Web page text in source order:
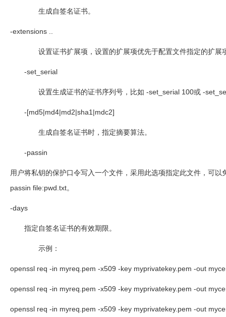
生成自签名证书。
-extensions ..
设置证书扩展项，设置的扩展项优先于配置文件指定的扩展
-set_serial
设置生成证书的证书序列号，比如 -set_serial 100或 -
-[md5|md4|md2|sha1|mdc2]
生成自签名证书时，指定摘要算法。
-passin
用户将私钥的保护口令写入一个文件，采用此选项指定此文件，可
passin file:pwd.txt。
-days
指定自签名证书的有效期限。
示例：
openssl req -in myreq.pem -x509 -key myprivatekey.pem -out
openssl req -in myreq.pem -x509 -key myprivatekey.pem -out
openssl req -in myreq.pem -x509 -key myprivatekey.pem -out